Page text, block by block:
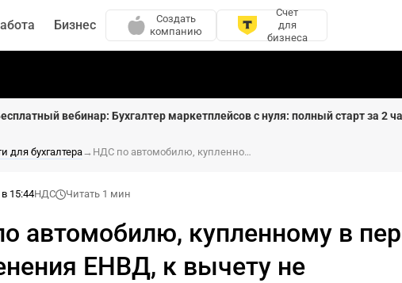
Бизнес
Создать
компанию
Счет
для
бизнеса
вебинар: Бухгалтер маркетплейсов с нуля: полный старт за 2
для бухгалтера→ НДС по автомобилю, купленному в период применения ЕНВД, к вычету не принимается
15:44НДС Читать 1 мин
автомобилю, купленному в
ЕНВД, к вычету не